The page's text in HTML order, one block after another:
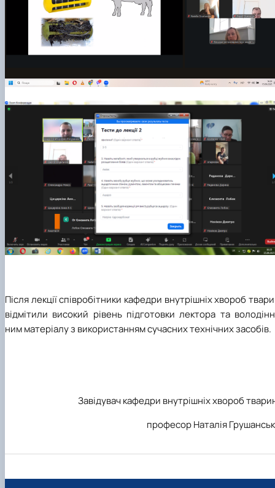
Після лекції співробітники кафедри внутрішніх хвороб
відмітили високий рівень підготовки лектора та
ним матеріалу з використанням сучасних технічних засобів.
Завідувач кафедри внутрішніх хвороб
професор Наталія